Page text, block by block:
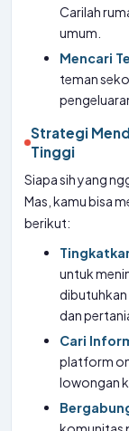
Carilah
umum.
Mencari
teman
Strategi
Tinggi
Siapa sih yang
Mas, kamu bisa
berikut:
untuk
dibutuhkan
dan
Cari
platform
lowongan